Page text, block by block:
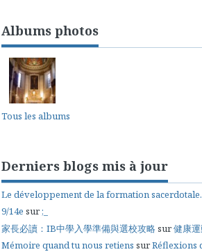
Albums photos
Tous les albums
Derniers blogs mis à jour
Le développement de la formation
9/14e sur;_
家長必讀：IB中學入學準備與選校攻略 sur健康
Mémoire quand tu nous retiens surRéflexions